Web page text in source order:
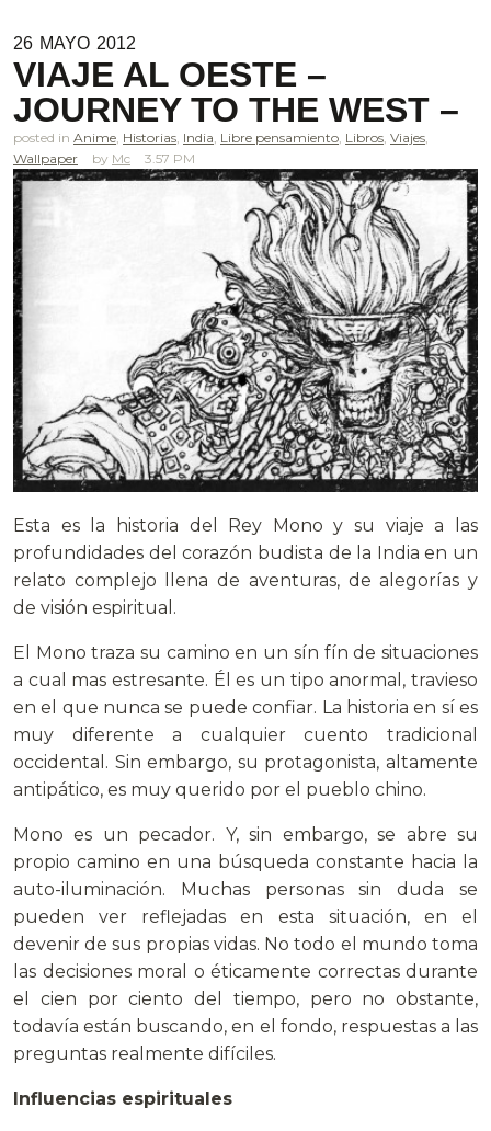
26 MAYO 2012
VIAJE AL OESTE –
JOURNEY TO THE WEST –
posted in Anime Historias India Libre pensamiento Libros Viajes
Wallpaper
Mc 3.57 PM
Esta es la historia del Rey Mono y su viaje a las
profundidades del corazón budista de la India en un
relato complejo llena de aventuras, de alegorías y
de visión espiritual.
El Mono traza su camino en un sín fín de situaciones
a cual mas estresante. Él es un tipo anormal, travieso
en el que nunca se puede confiar. La historia en sí es
muy diferente a cualquier cuento tradicional
occidental. Sin embargo, su protagonista, altamente
antipático, es muy querido por el pueblo chino.
Mono es un pecador. Y, sin embargo, se abre su
propio camino en una búsqueda constante hacia la
auto-iluminación. Muchas personas sin duda se
pueden ver reflejadas en esta situación, en el
devenir de sus propias vidas. No todo el mundo toma
las decisiones moral o éticamente correctas durante
el cien por ciento del tiempo, pero no obstante,
todavía están buscando, en el fondo, respuestas a las
preguntas realmente difíciles.
Influencias espirituales